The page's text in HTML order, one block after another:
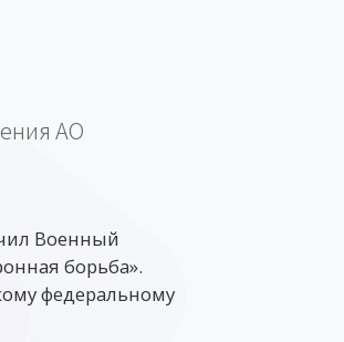
АО
Военный
борьба».
федеральному